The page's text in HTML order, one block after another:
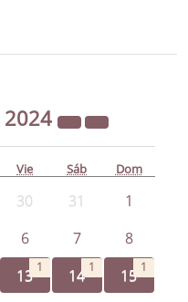
2024
Vie Sáb Dom
30 31
1
6 7
8
13 1 14 1 15 1